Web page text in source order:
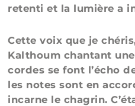
retenti et la lumière a
Cette voix que je
Kalthoum chantant
cordes se font l’écho
les notes sont en
incarne le chagrin.